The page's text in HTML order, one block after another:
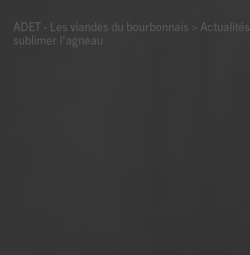
ADET - Les viandes du bourbonnais > Actualités
sublimer l’agneau